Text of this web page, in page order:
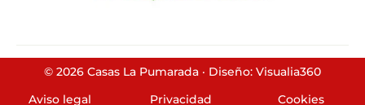
© 2026 Casas La Pumarada · Diseño: Visualia360
Aviso legal
Privacidad Cookies